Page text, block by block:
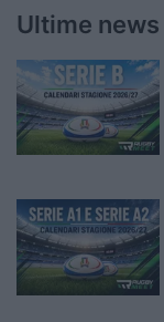
Ultime news